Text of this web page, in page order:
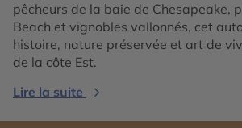
pêcheurs de la baie de Chesapeake,
Beach et vignobles vallonnés, cet
histoire, nature préservée et art de
de la côte Est.
Lire la suite